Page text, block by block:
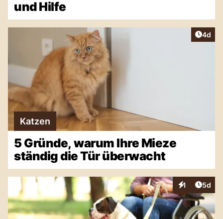
und Hilfe
4d
Katzen
5 Gründe, warum Ihre Mieze
ständig die Tür überwacht
1
Interaktionen
5d